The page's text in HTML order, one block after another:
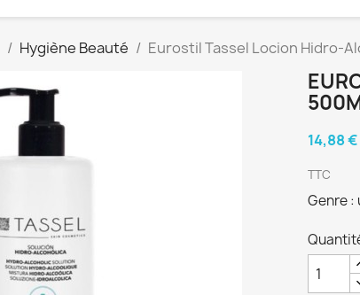
Hygiène Beauté Eurostil Tassel Locion Hidro-
14,88 €
TTC
Genre :